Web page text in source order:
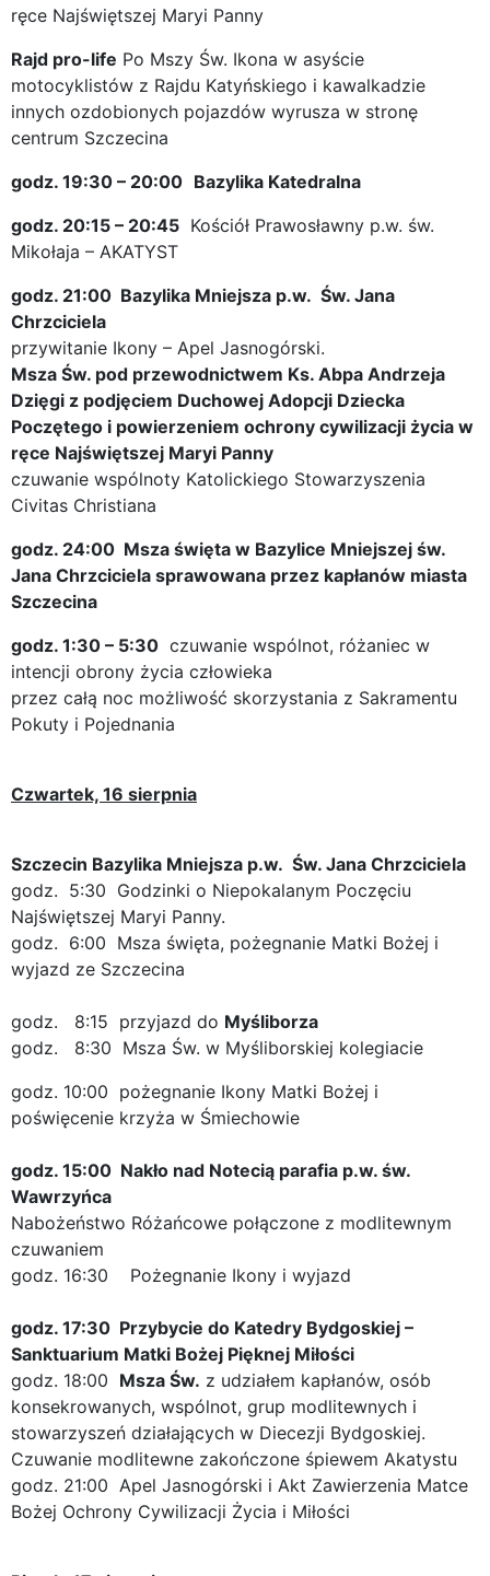
ręce Najświętszej Maryi Panny
Rajd pro-life Po Mszy Św. Ikona w asyście
motocyklistów z Rajdu Katyńskiego i kawalkadzie
innych ozdobionych pojazdów wyrusza w stronę
centrum Szczecina
godz. 19:30 – 20:00 Bazylika Katedralna
godz. 20:15 – 20:45 Kościół Prawosławny p.w. św.
Mikołaja – AKATYST
godz. 21:00 Bazylika Mniejsza p.w. Św. Jana
Chrzciciela
przywitanie Ikony – Apel Jasnogórski.
Msza Św. pod przewodnictwem Ks. Abpa Andrzeja
Dzięgi z podjęciem Duchowej Adopcji Dziecka
Poczętego i powierzeniem ochrony cywilizacji życia w
ręce Najświętszej Maryi Panny
czuwanie wspólnoty Katolickiego Stowarzyszenia
Civitas Christiana
godz. 24:00 Msza święta w Bazylice Mniejszej św.
Jana Chrzciciela sprawowana przez kapłanów miasta
Szczecina
godz. 1:30 – 5:30 czuwanie wspólnot, różaniec w
intencji obrony życia człowieka
przez całą noc możliwość skorzystania z Sakramentu
Pokuty i Pojednania
Czwartek, 16 sierpnia
Szczecin Bazylika Mniejsza p.w. Św. Jana Chrzciciela
godz. 5:30 Godzinki o Niepokalanym Poczęciu
Najświętszej Maryi Panny.
godz. 6:00 Msza święta, pożegnanie Matki Bożej i
wyjazd ze Szczecina
godz. 8:15 przyjazd do Myśliborza
godz. 8:30 Msza Św. w Myśliborskiej kolegiacie
godz. 10:00 pożegnanie Ikony Matki Bożej i
poświęcenie krzyża w Śmiechowie
godz. 15:00 Nakło nad Notecią parafia p.w. św.
Wawrzyńca
Nabożeństwo Różańcowe połączone z modlitewnym
czuwaniem
godz. 16:30 Pożegnanie Ikony i wyjazd
godz. 17:30 Przybycie do Katedry Bydgoskiej –
Sanktuarium Matki Bożej Pięknej Miłości
godz. 18:00 Msza Św. z udziałem kapłanów, osób
konsekrowanych, wspólnot, grup modlitewnych i
stowarzyszeń działających w Diecezji Bydgoskiej.
Czuwanie modlitewne zakończone śpiewem Akatystu
godz. 21:00 Apel Jasnogórski i Akt Zawierzenia Matce
Bożej Ochrony Cywilizacji Życia i Miłości